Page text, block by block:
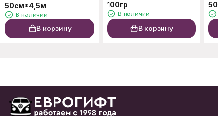
50см*4,5м
В наличии
В корзину
100гр
В наличии
В корзину